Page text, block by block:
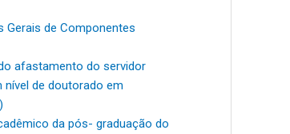
Gerais de Componentes
afastamento do servidor
nível de doutorado em
da pós- graduação do